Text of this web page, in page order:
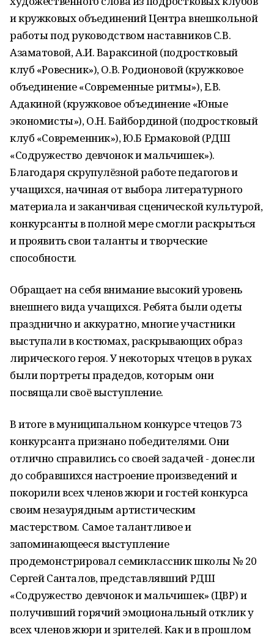
и кружковых объединений Центра внешкольной
работы под руководством наставников С.В.
Азаматовой, А.И. Вараксиной (подростковый
клуб «Ровесник»), О.В. Родионовой (кружковое
объединение «Современные ритмы»), Е.В.
Адакиной (кружковое объединение «Юные
экономисты»), О.Н. Байбординой (подростковый
клуб «Современник»), Ю.Б Ермаковой (РДШ
«Содружество девчонок и мальчишек»).
Благодаря скрупулёзной работе педагогов и
учащихся, начиная от выбора литературного
материала и заканчивая сценической культурой,
конкурсанты в полной мере смогли раскрыться
и проявить свои таланты и творческие
способности.
Обращает на себя внимание высокий уровень
внешнего вида учащихся. Ребята были одеты
празднично и аккуратно, многие участники
выступали в костюмах, раскрывающих образ
лирического героя. У некоторых чтецов в руках
были портреты прадедов, которым они
посвящали своё выступление.
В итоге в муниципальном конкурсе чтецов 73
конкурсанта признано победителями. Они
отлично справились со своей задачей - донесли
до собравшихся настроение произведений и
покорили всех членов жюри и гостей конкурса
своим незаурядным артистическим
мастерством. Самое талантливое и
запоминающееся выступление
продемонстрировал семиклассник школы № 20
Сергей Санталов, представлявший РДШ
«Содружество девчонок и мальчишек» (ЦВР) и
получивший горячий эмоциональный отклик у
всех членов жюри и зрителей. Как и в прошлом